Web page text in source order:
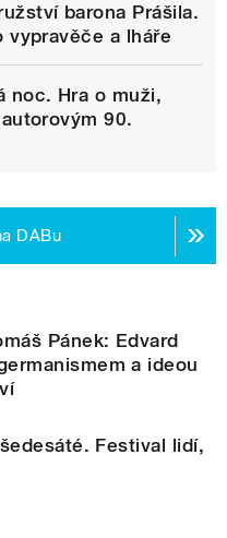
barona Prášila.
vypravěče a lháře
noc. Hra o muži,
90.
DABu
Pánek: Edvard
a ideou
Festival lidí,